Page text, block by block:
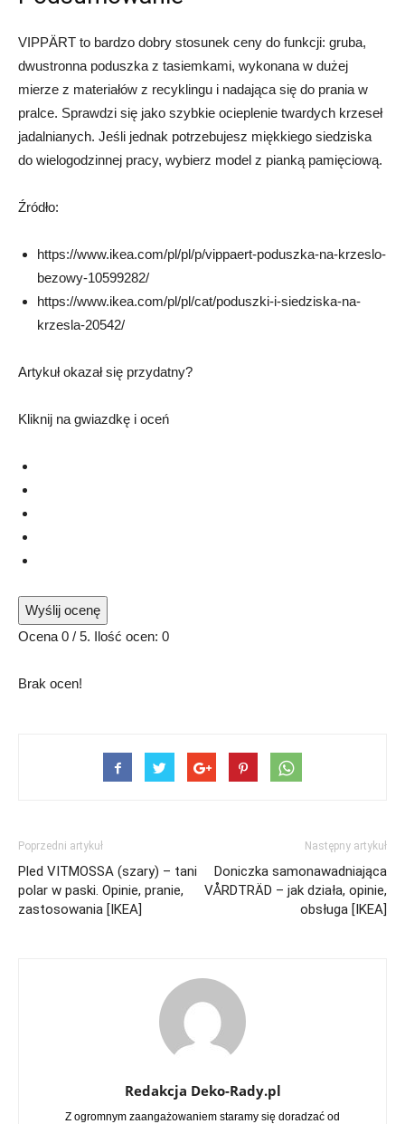
VIPPÄRT to bardzo dobry stosunek ceny do funkcji: gruba,
dwustronna poduszka z tasiemkami, wykonana w dużej
mierze z materiałów z recyklingu i nadająca się do prania w
pralce. Sprawdzi się jako szybkie ocieplenie twardych krzeseł
jadalnianych. Jeśli jednak potrzebujesz miękkiego siedziska
do wielogodzinnej pracy, wybierz model z pianką pamięciową.
Źródło:
https://www.ikea.com/pl/pl/p/vippaert-poduszka-na-krzeslo-
bezowy-10599282/
https://www.ikea.com/pl/pl/cat/poduszki-i-siedziska-na-
krzesla-20542/
Artykuł okazał się przydatny?
Kliknij na gwiazdkę i oceń
Wyślij ocenę
Ocena 0 / 5. Ilość ocen: 0
Brak ocen!
Poprzedni artykuł
Pled VITMOSSA (szary) – tani
polar w paski. Opinie, pranie,
zastosowania [IKEA]
Następny artykuł
Doniczka samonawadniająca
VÅRDTRÄD – jak działa, opinie,
obsługa [IKEA]
Redakcja Deko-Rady.pl
Z ogromnym zaangażowaniem staramy się doradzać od